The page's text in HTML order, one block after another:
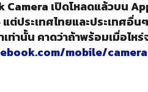
Camera เปิดโหลดแล้วบน
ต่ประเทศไทยและประเทศอื่
ท่านั้น คาดว่าถ้าพร้อมเมื่อไห
mobile/camera